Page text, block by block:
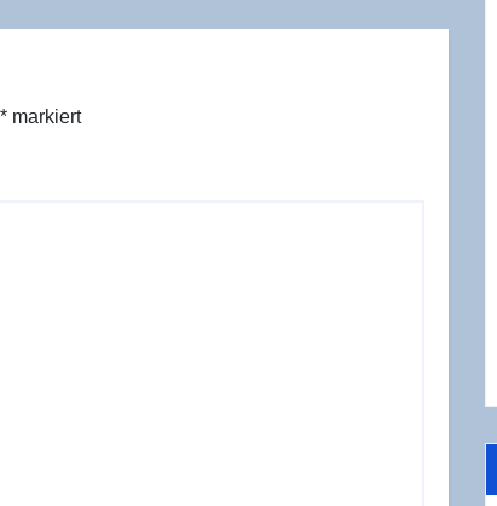
* markiert